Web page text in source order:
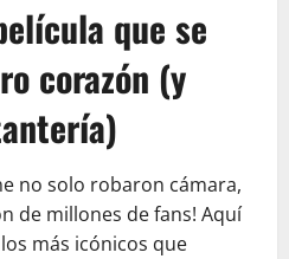
que se
corazón (y
no solo robaron cámara,
de millones de fans! Aquí
más icónicos que